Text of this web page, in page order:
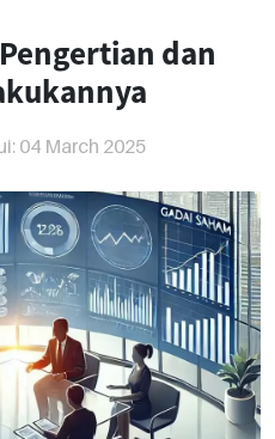
dan
04 March 2025